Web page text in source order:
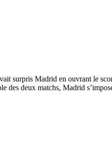
surpris Madrid en ouvrant le
des deux matchs, Madrid